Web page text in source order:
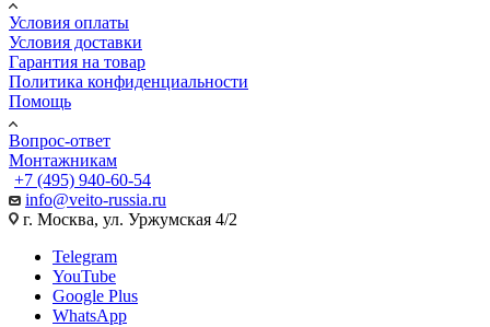
Условия оплаты
Условия доставки
Гарантия на товар
Политика конфиденциальности
Помощь
Вопрос-ответ
Монтажникам
+7 (495) 940-60-54
info@veito-russia.ru
г. Москва, ул. Уржумская 4/2
Telegram
YouTube
Google Plus
WhatsApp